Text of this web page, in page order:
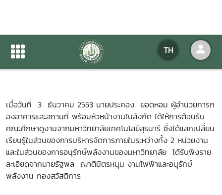
TH
ต้อนรับคณะศึกษาดูงาน
รายละเอียดข่าวสาร
เมื่อวันที่ 3 ธันวาคม 2553 นายประคอง ยอดหอม ผู้อำนวยการก
องอาคารและสถานที่ พร้อมหัวหน้างานในสังกัด ได้ให้การต้อนรับ
คณะศึกษาดูงานจากมหาวิทยาลัยเทคโนโลยีสุรนารี ซึ่งได้แลกเปลี่ยน
เรียนรู้ในส่วนของการบริหารจัดการภายในระหว่างทั้ง 2 หน่วยงาน
และในส่วนของการอนุรักษ์พลังงานของมหาวิทยาลัย ได้รับฟังราย
ละเอียดจากนายรัฐพล ญาติมิตรหนุน งานไฟฟ้าและอนุรักษ์
พลังงาน กองสวัสดิการ